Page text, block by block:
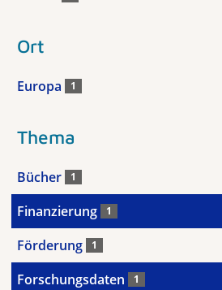
Ort
Europa 1
Thema
Bücher 1
Finanzierung 1
Förderung 1
Forschungsdaten 1